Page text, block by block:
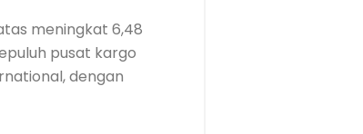
meningkat 6,48
pusat kargo
dengan